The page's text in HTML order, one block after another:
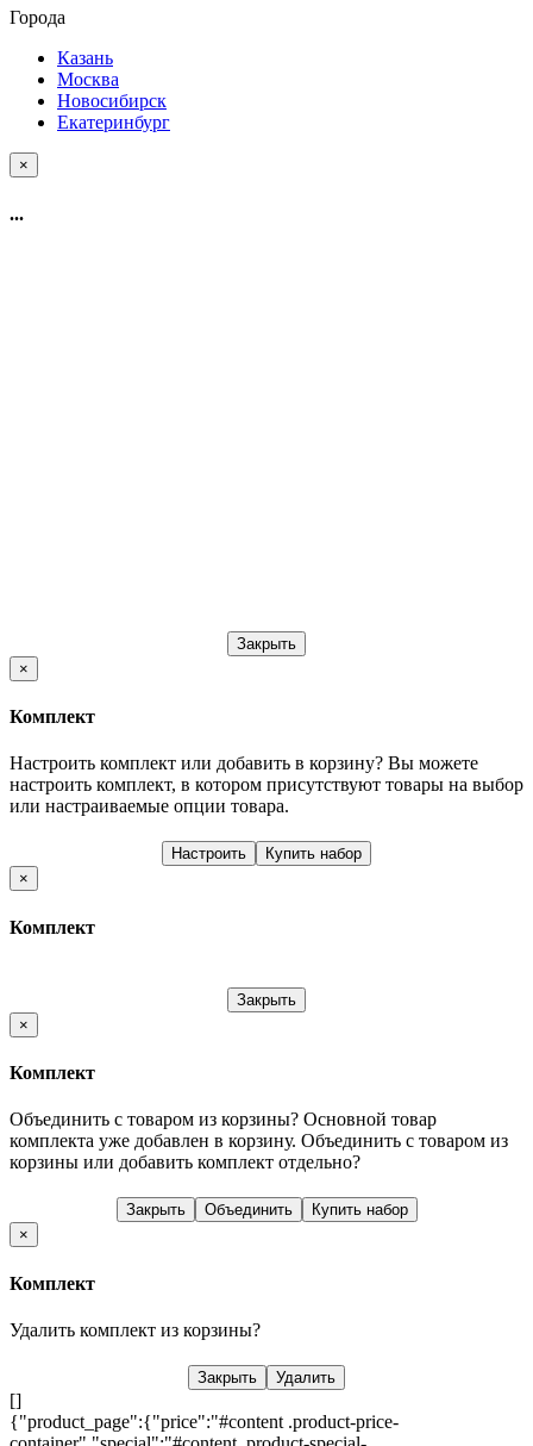
Города
Казань
Москва
Новосибирск
Екатеринбург
×
...
Закрыть
×
Комплект
Настроить комплект или добавить в корзину? Вы можете
настроить комплект, в котором присутствуют товары на выбор
или настраиваемые опции товара.
Настроить
Купить набор
×
Комплект
Закрыть
×
Комплект
Объединить с товаром из корзины? Основной товар
комплекта уже добавлен в корзину. Объединить с товаром из
корзины или добавить комплект отдельно?
Закрыть Объединить
Купить набор
×
Комплект
Удалить комплект из корзины?
Закрыть Удалить
[]
{"product_page":{"price":"#content .product-price-